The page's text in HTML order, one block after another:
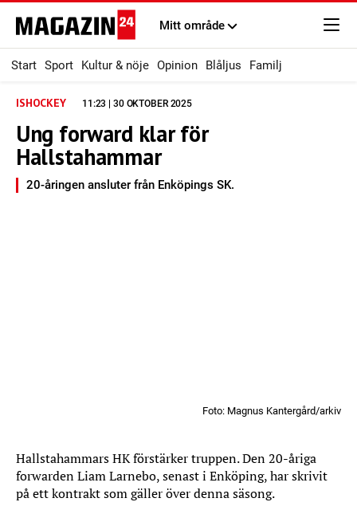
Mitt område
Start Sport Kultur & nöje Opinion Blåljus Familj
ISHOCKEY 11:23 | 30 OKTOBER 2025
Ung forward klar för
Hallstahammar
20-åringen ansluter från Enköpings SK.
Foto: Magnus Kantergård/arkiv
Hallstahammars HK förstärker truppen. Den 20-åriga
forwarden Liam Larnebo, senast i Enköping, har skrivit
på ett kontrakt som gäller över denna säsong.